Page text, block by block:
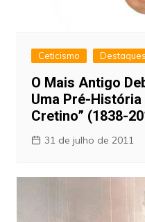
Ceticismo Destaques
O Mais Antigo
Uma Pré-História
Cretino” (1838-
31 de julho de 2011